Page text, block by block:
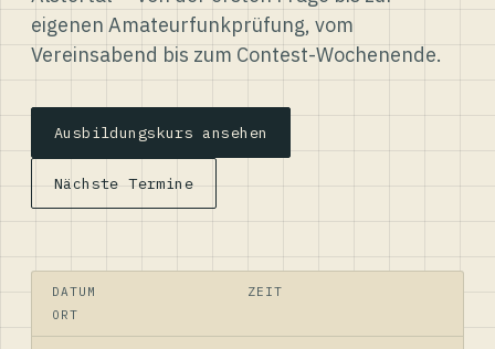
eigenen Amateurfunkprüfung, vom
Vereinsabend bis zum Contest-Wochenende.
Ausbildungskurs ansehen
Nächste Termine
DATUM
ZEIT
ORT